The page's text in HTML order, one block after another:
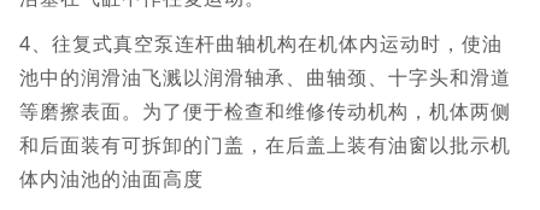
4、往复式真空泵连杆曲轴机构在机体内运动时，使油
池中的润滑油飞溅以润滑轴承、曲轴颈、十字头和滑道
等磨擦表面。为了便于检查和维修传动机构，机体两侧
和后面装有可拆卸的门盖，在后盖上装有油窗以批示机
体内油池的油面高度